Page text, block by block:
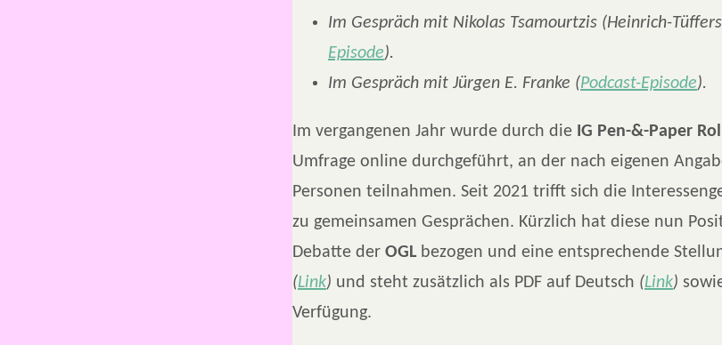
Im Gespräch mit Nikolas Tsamourtzis (Heinrich-
Episode).
Im Gespräch mit Jürgen E. Franke (Podcast-Episode).
Im vergangenen Jahr wurde durch die IG Pen-&-Paper
Umfrage online durchgeführt, an der nach eigenen
Personen teilnahmen. Seit 2021 trifft sich die
zu gemeinsamen Gesprächen. Kürzlich hat diese nun
Debatte der OGL bezogen und eine entsprechende
(Link) und steht zusätzlich als PDF auf Deutsch (Link)
Verfügung.